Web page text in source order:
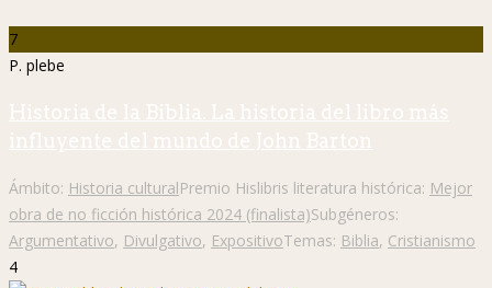
7
P. plebe
Historia de la Biblia. La historia del libro más
influyente del mundo de John Barton
Ámbito: Historia culturalPremio Hislibris literatura histórica: Mejor
obra de no ficción histórica 2024 (finalista)Subgéneros:
Argumentativo, Divulgativo, ExpositivoTemas: Biblia, Cristianismo
4